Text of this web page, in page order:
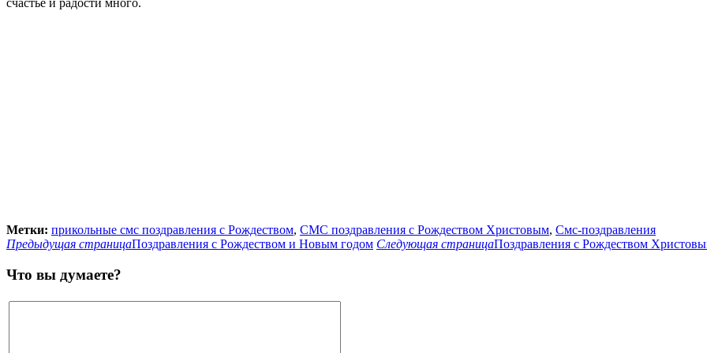
счастье и радости много.
Метки: прикольные смс поздравления с Рождеством, СМС поздравления с Рождеством Христовым, Смс-поздравления
Предыдущая страницаПоздравления с Рождеством и Новым годом Следующая страницаПоздравления с Рождеством
Что вы думаете?